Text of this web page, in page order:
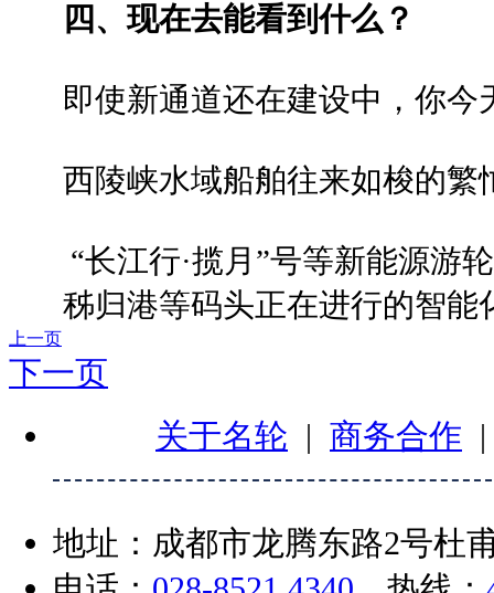
四、现在去能看到什么？
即使新通道还在建设中，你今
西陵峡水域船舶往来如梭的繁
“长江行·揽月”号等新能源游
秭归港等码头正在进行的智能
上一页
下一页
关于名轮 | 商务合作
地址：成都市龙腾东路2号杜